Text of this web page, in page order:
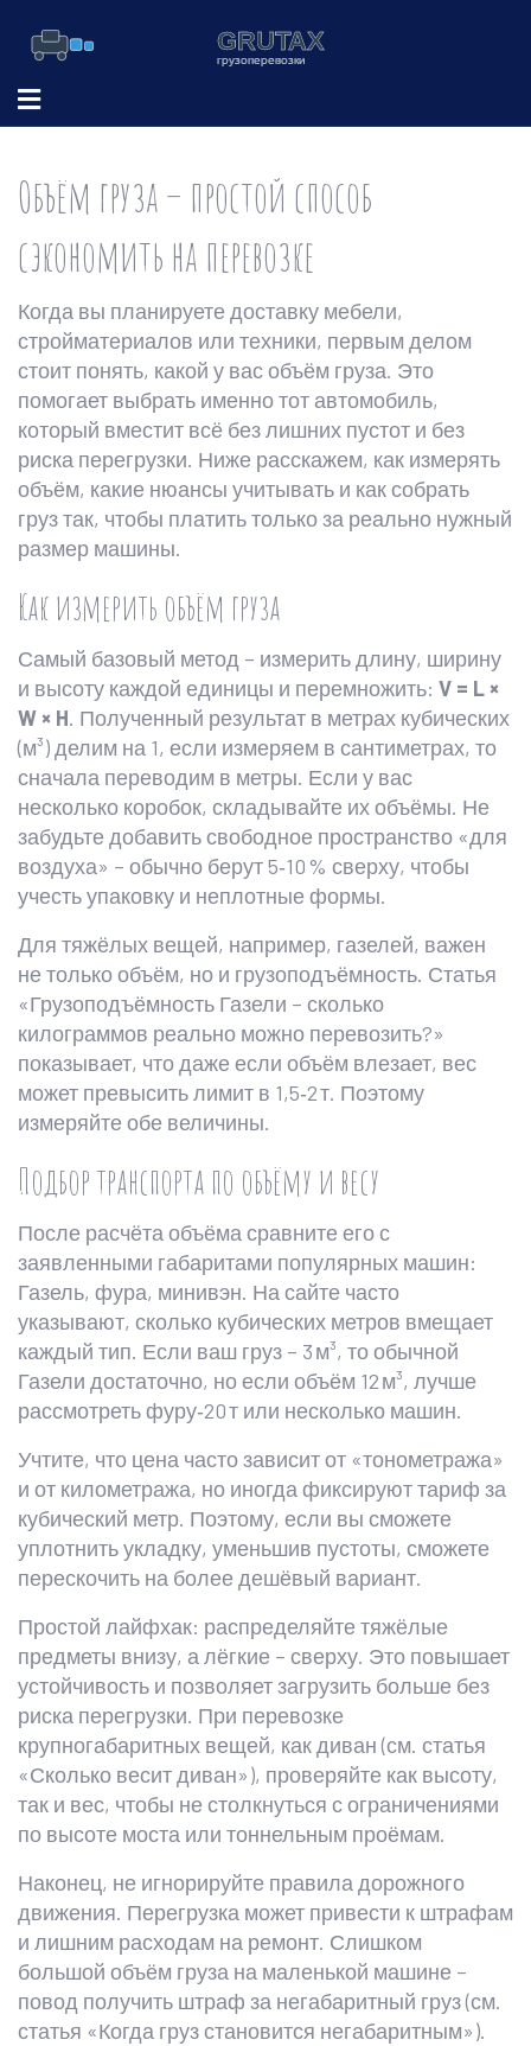
Объём груза – простой способ
сэкономить на перевозке
Когда вы планируете доставку мебели,
стройматериалов или техники, первым делом
стоит понять, какой у вас объём груза. Это
помогает выбрать именно тот автомобиль,
который вместит всё без лишних пустот и без
риска перегрузки. Ниже расскажем, как измерять
объём, какие нюансы учитывать и как собрать
груз так, чтобы платить только за реально нужный
размер машины.
Как измерить объём груза
Самый базовый метод – измерить длину, ширину
и высоту каждой единицы и перемножить: V = L ×
W × H. Полученный результат в метрах кубических
(м³) делим на 1, если измеряем в сантиметрах, то
сначала переводим в метры. Если у вас
несколько коробок, складывайте их объёмы. Не
забудьте добавить свободное пространство «для
воздуха» – обычно берут 5‑10 % сверху, чтобы
учесть упаковку и неплотные формы.
Для тяжёлых вещей, например, газелей, важен
не только объём, но и грузоподъёмность. Статья
«Грузоподъёмность Газели – сколько
килограммов реально можно перевозить?»
показывает, что даже если объём влезает, вес
может превысить лимит в 1,5‑2 т. Поэтому
измеряйте обе величины.
Подбор транспорта по объёму и весу
После расчёта объёма сравните его с
заявленными габаритами популярных машин:
Газель, фура, минивэн. На сайте часто
указывают, сколько кубических метров вмещает
каждый тип. Если ваш груз – 3 м³, то обычной
Газели достаточно, но если объём 12 м³, лучше
рассмотреть фуру‑20 т или несколько машин.
Учтите, что цена часто зависит от «тонометража»
и от километража, но иногда фиксируют тариф за
кубический метр. Поэтому, если вы сможете
уплотнить укладку, уменьшив пустоты, сможете
перескочить на более дешёвый вариант.
Простой лайфхак: распределяйте тяжёлые
предметы внизу, а лёгкие – сверху. Это повышает
устойчивость и позволяет загрузить больше без
риска перегрузки. При перевозке
крупногабаритных вещей, как диван (см. статья
«Сколько весит диван»), проверяйте как высоту,
так и вес, чтобы не столкнуться с ограничениями
по высоте моста или тоннельным проёмам.
Наконец, не игнорируйте правила дорожного
движения. Перегрузка может привести к штрафам
и лишним расходам на ремонт. Слишком
большой объём груза на маленькой машине –
повод получить штраф за негабаритный груз (см.
статья «Когда груз становится негабаритным»).